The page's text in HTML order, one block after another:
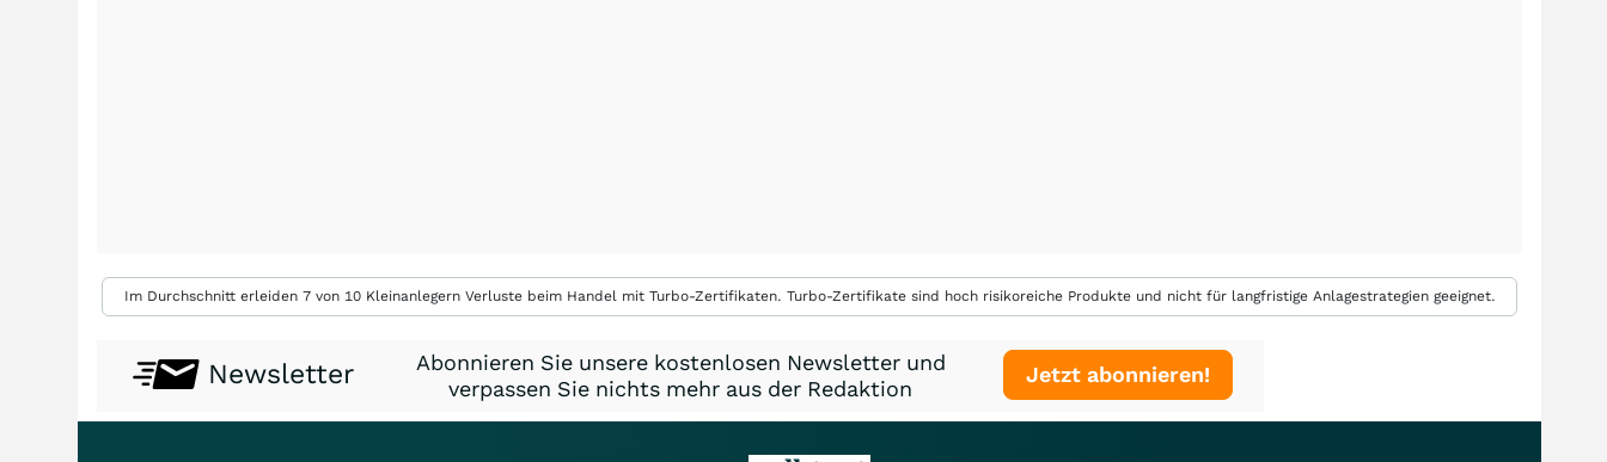
Im Durchschnitt erleiden 7 von 10 Kleinanlegern Verluste beim Handel mit Turbo-Zertifikaten. Turbo-Zertifikate sind hoch risikoreiche Produkte und nicht für langfristige Anlagestrategien geeignet.
Newsletter
Abonnieren Sie unsere kostenlosen Newsletter und
verpassen Sie nichts mehr aus der Redaktion
Jetzt abonnieren!